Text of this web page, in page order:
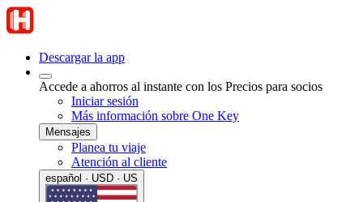
Descargar la app
Accede a ahorros al instante con los Precios para socios
Iniciar sesión
Más información sobre One Key
Mensajes
Planea tu viaje
Atención al cliente
español · USD · US